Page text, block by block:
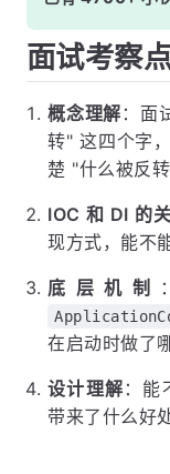
面试考察点
概念理解 ：面
转" 这四个字
楚 "什么被反
IOC 和 DI 的
现方式，能不
底层机制
在启动时做了
设计理解 ：能
带来了什么好